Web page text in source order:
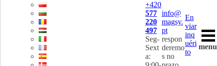
+420
577
220
497
Seg-
Sext
a:
info@
magsy.
pt
respon
deremo
s no
En
viar
inq
uéri
to
menu